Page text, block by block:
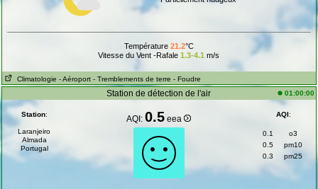
Température 21.2°C
Vitesse du Vent -Rafale1.3-4.1 m/s
Climatologie - Aéroport - Tremblements de terre - Foudre
Station de détection de l'air 01:00:00
Station:
Laranjeiro
Almada
Portugal
AQI:0.5 eea AQI:
0.1
o3
0.5
pm10
0.3
pm25